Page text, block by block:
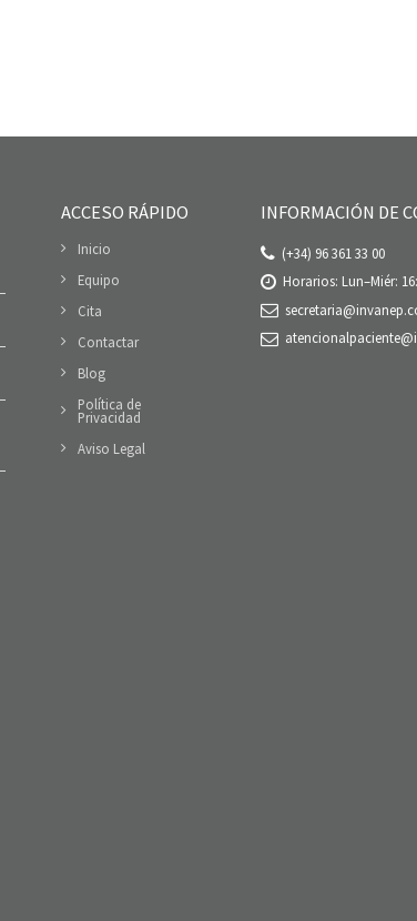
ACCESO RÁPIDO
Inicio
Equipo
Cita
Contactar
Blog
Política de
Privacidad
Aviso Legal
INFORMACIÓN DE
(+34) 96 361 33 00
Horarios: Lun–Miér: